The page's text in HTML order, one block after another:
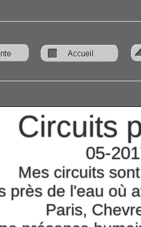
Circuits
05-
Mes circuits
près de l'eau où
Paris,